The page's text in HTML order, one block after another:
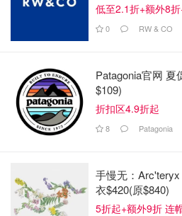
低至2.1折+额外8
0 RW & CO
Patagonia官网 夏
$109)
折扣区4.9折起
8 Patagonia
手慢无：
衣$420(原$840)
5折起+额外9折 连